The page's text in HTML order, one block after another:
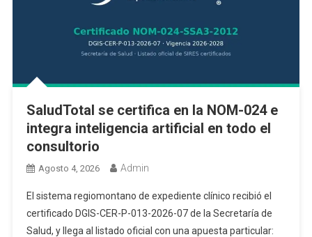
SaludTotal se certifica en la NOM-024 e
integra inteligencia artificial en todo el
consultorio
Agosto 4, 2026 Admin
El sistema regiomontano de expediente clínico recibió el
certificado DGIS-CER-P-013-2026-07 de la Secretaría de
Salud, y llega al listado oficial con una apuesta particular: